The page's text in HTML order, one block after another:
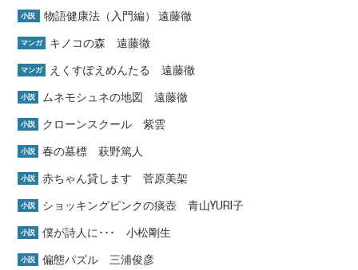
小説 物語健康法（入門編） 遠藤徹
マンガ キノコの森 遠藤徹
マンガ えくすぽえめんたる 遠藤徹
小説 ムネモシュネの地図 遠藤徹
小説 クローンスクール 紫雲
小説 春の墓標 萩野篤人
小説 赤ちゃん貸します 菅原美架
小説 ショッキングピンクの痰壺 青山YURI子
小説 僕が詩人に･･･ 小松剛生
小説 偏態パズル 三浦俊彦